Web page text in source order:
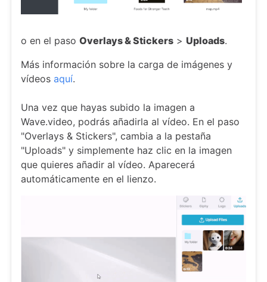
o en el paso Overlays & Stickers > Uploads.
Más información sobre la carga de imágenes y
vídeos aquí.
Una vez que hayas subido la imagen a
Wave.video, podrás añadirla al vídeo. En el paso
"Overlays & Stickers", cambia a la pestaña
"Uploads" y simplemente haz clic en la imagen
que quieres añadir al vídeo. Aparecerá
automáticamente en el lienzo.